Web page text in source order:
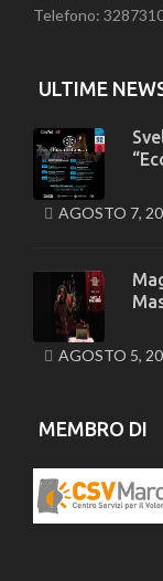
Telefono:
ULTIME
AGOSTO 7,
AGOSTO 5,
MEMBRO DI